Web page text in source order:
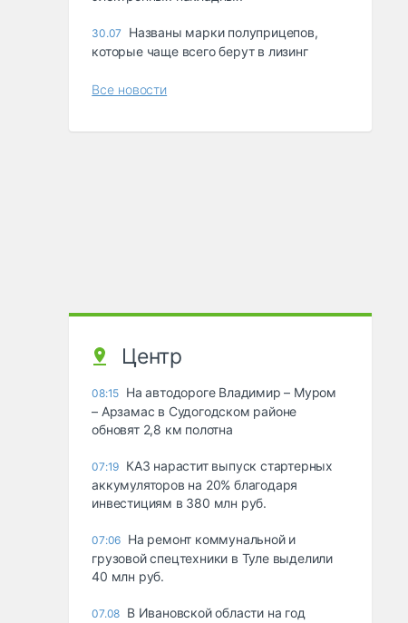
30.07
Названы марки полуприцепов,
которые чаще всего берут в лизинг
Все новости
Центр
08:15 На автодороге Владимир – Муром
– Арзамас в Судогодском районе
обновят 2,8 км полотна
07:19 КАЗ нарастит выпуск стартерных
аккумуляторов на 20% благодаря
инвестициям в 380 млн руб.
07:06 На ремонт коммунальной и
грузовой спецтехники в Туле выделили
40 млн руб.
07.08 В Ивановской области на год